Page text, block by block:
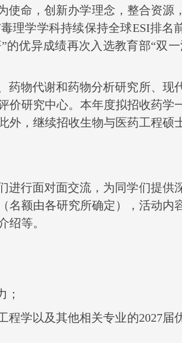
使命，创新办学理念，整合资源
理学学科持续保持全球ESI排名
的优异成绩再次入选教育部“双
药物代谢和药物分析研究所、现
价研究中心。本年度拟招收药学
外，继续招收生物与医药工程硕
进行面对面交流，为同学们提供
名额由各研究所确定），活动内
绍等。
；
程学以及其他相关专业的2027届